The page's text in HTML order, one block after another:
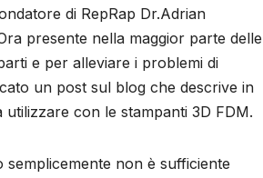
di RepRap Dr.Adrian
presente nella maggior parte delle
e per alleviare i problemi di
un post sul blog che descrive in
con le stampanti 3D FDM.
semplicemente non è sufficiente